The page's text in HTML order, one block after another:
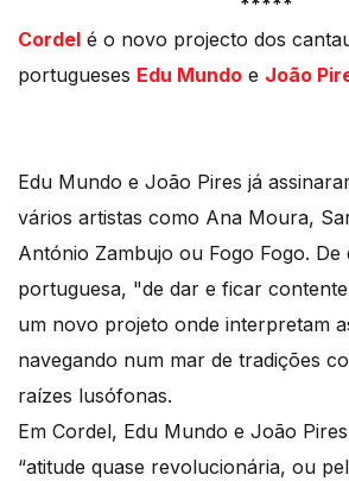
Cordel é o novo projecto dos
portugueses Edu Mundo e João
Edu Mundo e João Pires já
vários artistas como Ana Moura,
António Zambujo ou Fogo Fogo. De
portuguesa, "de dar e ficar
um novo projeto onde interpretam
navegando num mar de tradições
raízes lusófonas.
Em Cordel, Edu Mundo e João
“atitude quase revolucionária, ou